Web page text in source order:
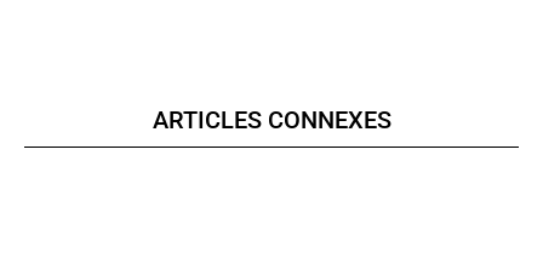
ARTICLES CONNEXES